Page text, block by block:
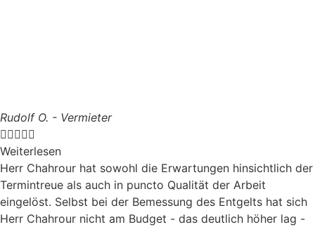
Rudolf O. - Vermieter

Weiterlesen
Herr Chahrour hat sowohl die Erwartungen hinsichtlich der
Termintreue als auch in puncto Qualität der Arbeit
eingelöst. Selbst bei der Bemessung des Entgelts hat sich
Herr Chahrour nicht am Budget - das deutlich höher lag -